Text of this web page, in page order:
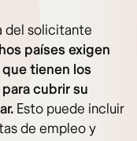
del solicitante
países exigen
tienen los
cubrir su
Esto puede incluir
de empleo y